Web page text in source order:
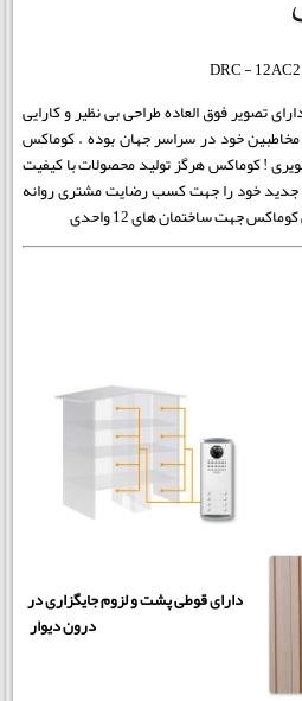
تصویر فوق العاده طراحی بی نظیر و کارایی
مخاطبین خود در سراسر جهان بوده . کوماکس
! کوماکس هرگز تولید محصولات با کیفیت
جدید خود را جهت کسب رضایت مشتری روانه
جهت ساختمان های 12 واحدی
دارای قوطی پشت و لزوم جایگزاری در
درون دیوار